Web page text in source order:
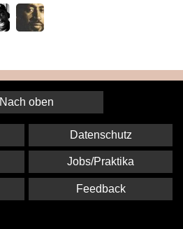
Nach oben
Datenschutz
Jobs/Praktika
Feedback